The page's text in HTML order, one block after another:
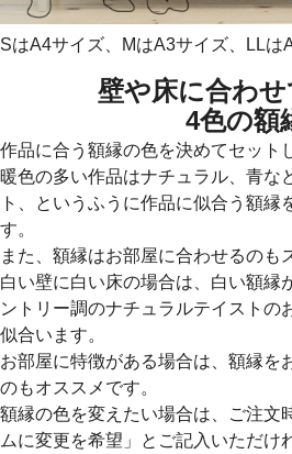
SはA4サイズ、MはA3サイズ、LLは
壁や床に合わ
4色の額
作品に合う額縁の色を決めてセット
暖色の多い作品はナチュラル、青な
ト、というふうに作品に似合う額縁
す。
また、額縁はお部屋に合わせるのも
白い壁に白い床の場合は、白い額縁
ントリー調のナチュラルテイストの
似合います。
お部屋に特徴がある場合は、額縁を
のもオススメです。
額縁の色を変えたい場合は、ご注文
ムに変更を希望」とご記入いただけ